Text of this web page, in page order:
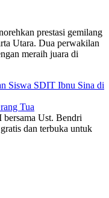
prestasi gemilang
Utara. Dua perwakilan
meraih juara di
Siswa SDIT Ibnu Sina di
Ust. Bendri
dan terbuka untuk